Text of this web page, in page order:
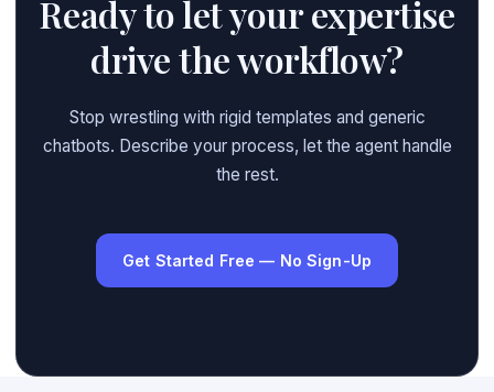
Ready to let your expertise
drive the workflow?
Stop wrestling with rigid templates and generic
chatbots. Describe your process, let the agent handle
the rest.
Get Started Free — No Sign-Up